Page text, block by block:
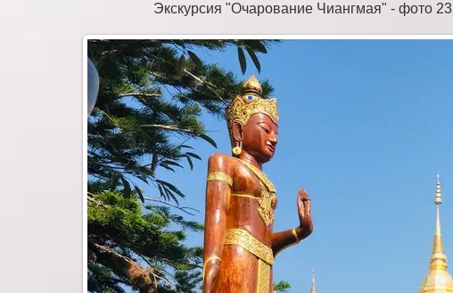
Экскурсия "Очарование Чиангмая" - фото 23